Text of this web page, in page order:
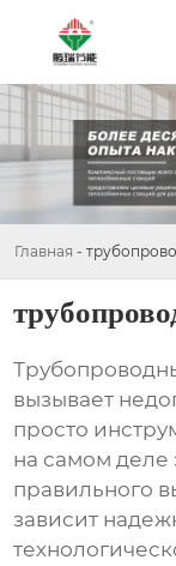
Главная -
вызывает
просто
на самом деле
правильного
зависит